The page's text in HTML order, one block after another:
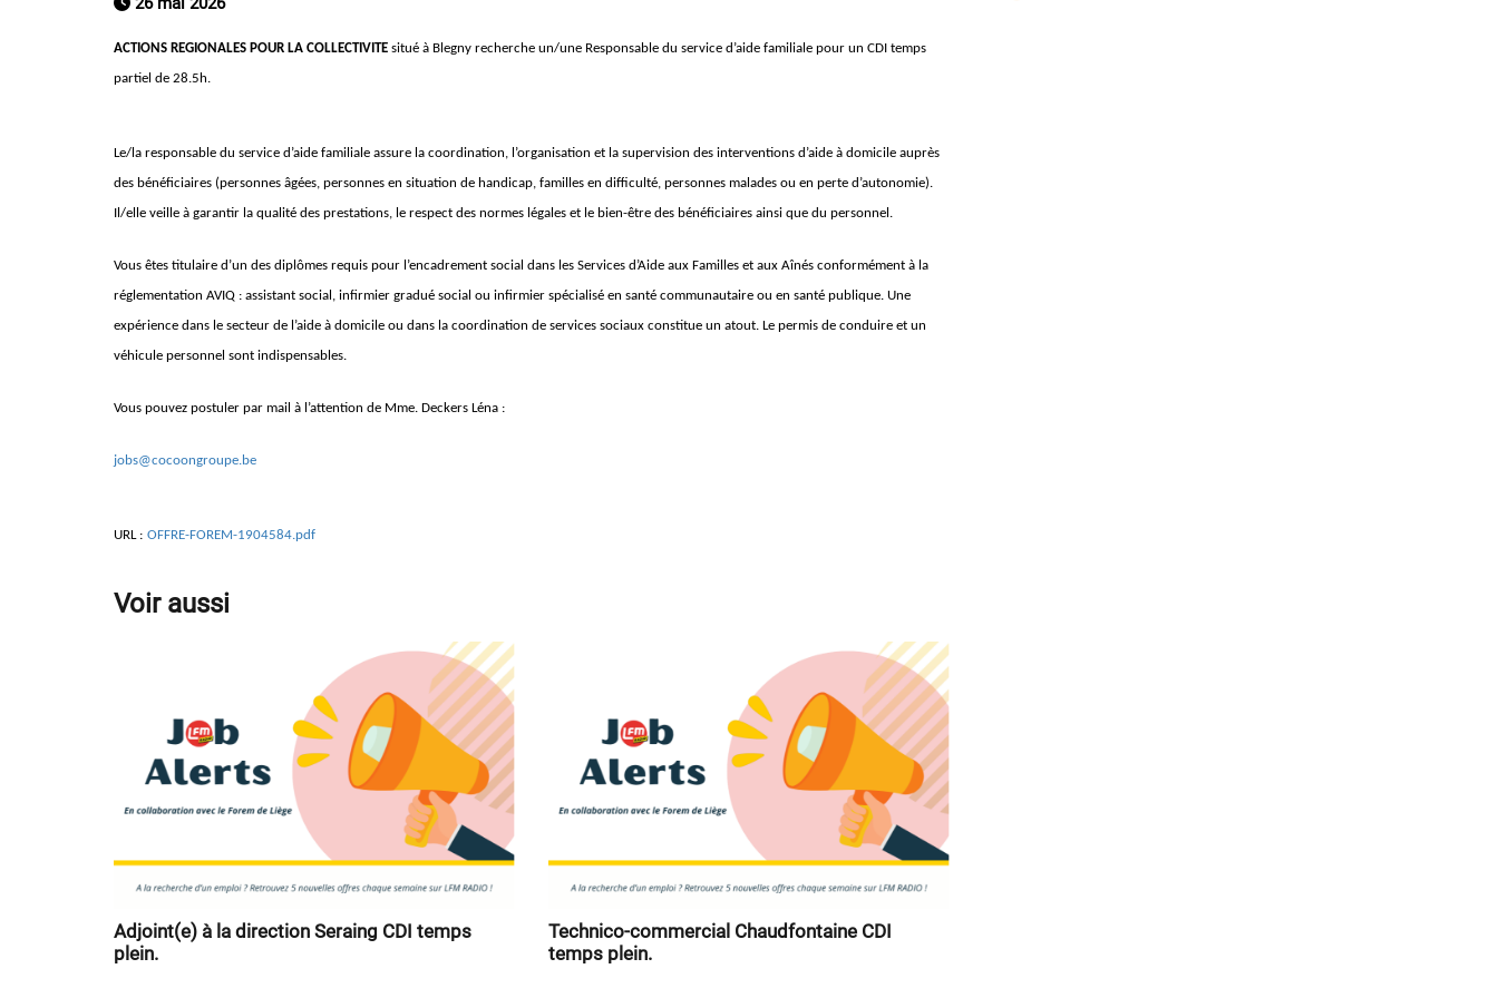
ACTIONS REGIONALES POUR LA COLLECTIVITE situé à Blegny recherche un/une Responsable du service d’aide familiale pour un CDI temps
partiel de 28.5h.
Le/la responsable du service d’aide familiale assure la coordination, l’organisation et la supervision des interventions d’aide à domicile auprès
des bénéficiaires (personnes âgées, personnes en situation de handicap, familles en difficulté, personnes malades ou en perte d’autonomie).
Il/elle veille à garantir la qualité des prestations, le respect des normes légales et le bien-être des bénéficiaires ainsi que du personnel.
Vous êtes titulaire d’un des diplômes requis pour l’encadrement social dans les Services d’Aide aux Familles et aux Aînés conformément à la
réglementation AVIQ : assistant social, infirmier gradué social ou infirmier spécialisé en santé communautaire ou en santé publique. Une
expérience dans le secteur de l’aide à domicile ou dans la coordination de services sociaux constitue un atout. Le permis de conduire et un
véhicule personnel sont indispensables.
Vous pouvez postuler par mail à l’attention de Mme. Deckers Léna :
jobs@cocoongroupe.be
URL : OFFRE-FOREM-1904584.pdf
Voir aussi
Adjoint(e) à la direction Seraing CDI temps
plein.
Technico-commercial Chaudfontaine CDI
temps plein.